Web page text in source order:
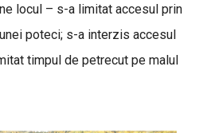
locul – s-a limitat accesul prin
poteci; s-a interzis accesul
timpul de petrecut pe malul